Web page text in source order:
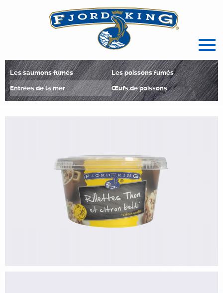
spécialiste français des produits de
Les saumons fumés
Les poissons fumés
Entrées de la mer
Œufs de poissons